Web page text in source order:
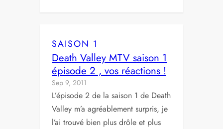
SAISON 1
Death Valley MTV saison 1
épisode 2 , vos réactions !
Sep 9, 2011
L’épisode 2 de la saison 1 de Death
Valley m’a agréablement surpris, je
l’ai trouvé bien plus drôle et plus